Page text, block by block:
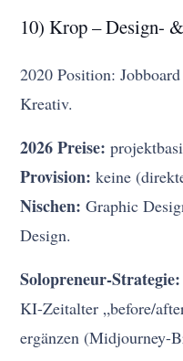
10) Krop – Design-
2020 Position:
Kreativ.
2026 Preise:
Provision: keine
Nischen: Graphic
Design.
Solopreneur-Strategie:
KI-Zeitalter „before/
ergänzen